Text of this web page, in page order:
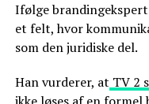
Ifølge
et felt, hvor
som den juridiske del.
Han vurderer, at TV 2